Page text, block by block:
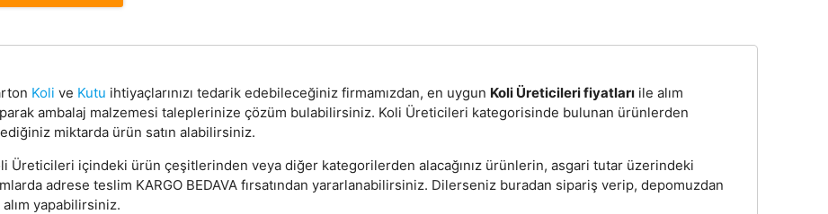
Koli ve Kutu ihtiyaçlarınızı tedarik edebileceğiniz firmamızdan, en uygun Koli Üreticileri fiyatlarıile alım
ambalaj malzemesi taleplerinize çözüm bulabilirsiniz. Koli Üreticileri kategorisinde bulunan ürünlerden
miktarda ürün satın alabilirsiniz.
Üreticileri içindeki ürün çeşitlerinden veya diğer kategorilerden alacağınız ürünlerin, asgari tutar üzerindeki
adrese teslim KARGO BEDAVA fırsatından yararlanabilirsiniz. Dilerseniz buradan sipariş verip, depomuzdan
alım yapabilirsiniz.